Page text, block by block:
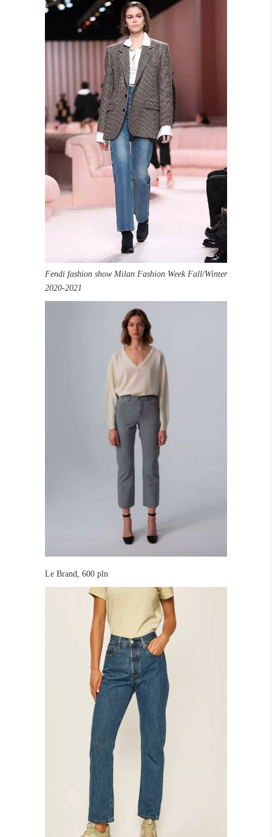
Fendi fashion show Milan Fashion Week Fall/Winter
2020-2021
Le Brand, 600 pln